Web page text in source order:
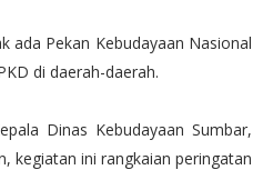
ada Pekan Kebudayaan Nasional
di daerah-daerah.
Dinas Kebudayaan Sumbar,
kegiatan ini rangkaian peringatan